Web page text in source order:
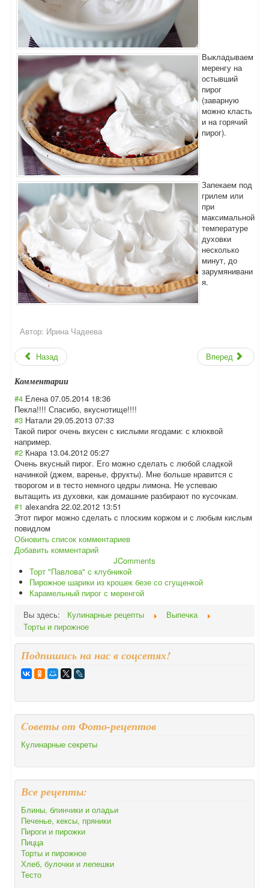
Выкладываем
меренгу на
остывший
пирог
(заварную
можно класть
и на горячий
пирог).
Запекаем под
грилем или
при
максимальной
температуре
духовки
несколько
минут, до
зарумянивани
я.
Автор: Ирина Чадеева
Назад Вперед
Комментарии
#4 Елена 07.05.2014 18:36
Пекла!!!! Спасибо, вкуснотище!!!!
#3 Натали 29.05.2013 07:33
Такой пирог очень вкусен с кислыми ягодами: с клюквой
например.
#2 Кнара 13.04.2012 05:27
Очень вкусный пирог. Его можно сделать с любой сладкой
начинкой (джем, варенье, фрукты). Мне больше нравится с
творогом и в тесто немного цедры лимона. Не успеваю
вытащить из духовки, как домашние разбирают по кусочкам.
#1 alexandra 22.02.2012 13:51
Этот пирог можно сделать с плоским коржом и с любым кислым
повидлом
Обновить список комментариев
Добавить комментарий
JComments
Торт "Павлова" с клубникой
Пирожное шарики из крошек безе со сгущенкой
Карамельный пирог с меренгой
Вы здесь:
Кулинарные рецепты
Выпечка
Торты и пирожное
Подпишись на нас в соцсетях!
Cоветы от Фото-рецептов
Кулинарные секреты
Все рецепты:
Блины, блинчики и оладьи
Печенье, кексы, пряники
Пироги и пирожки
Пицца
Торты и пирожное
Хлеб, булочки и лепешки
Тесто